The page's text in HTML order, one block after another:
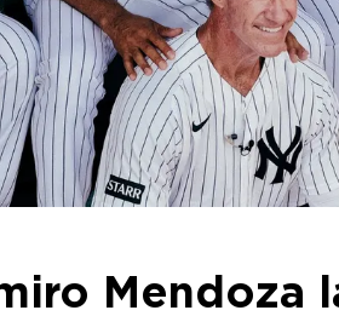
Mendoza